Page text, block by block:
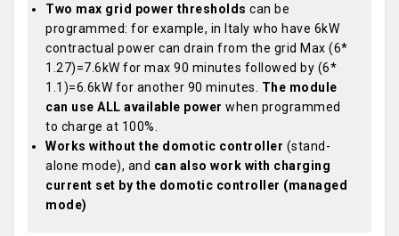
Two max grid power thresholds can be
programmed: for example, in Italy who have 6kW
contractual power can drain from the grid Max (6*
1.27)=7.6kW for max 90 minutes followed by (6*
1.1)=6.6kW for another 90 minutes. The module
can use ALL available power when programmed
to charge at 100%.
Works without the domotic controller (stand-
alone mode), and can also work with charging
current set by the domotic controller (managed
mode)